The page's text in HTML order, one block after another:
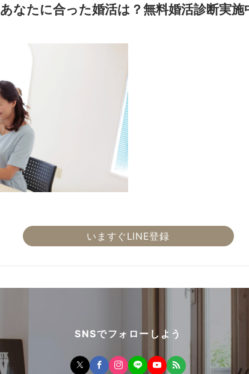
あなたに合った婚活は？無料婚活診断実施
いますぐLINE登録
SNSでフォローしよう